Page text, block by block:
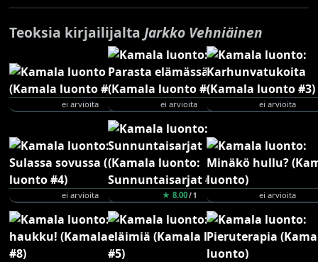
Teoksia kirjailijaltaJarkko Vehniäinen
ei arvioita ei arvioita ei arvioita
ei arvioita ★ 8.00/ 1 ei arvioita